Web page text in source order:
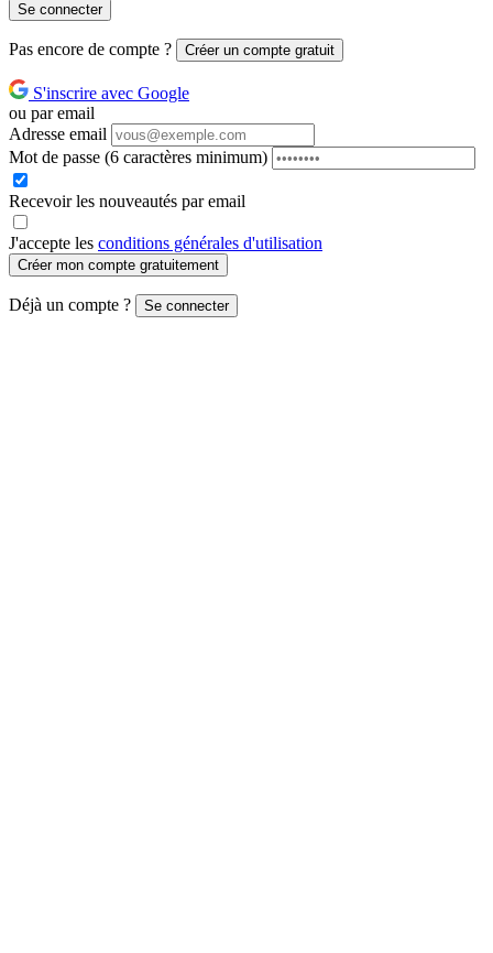
Se connecter
Pas encore de compte ? Créer un compte gratuit
S'inscrire avec Google
ou par email
Adresse email
Mot de passe (6 caractères minimum)
Recevoir les nouveautés par email
J'accepte les conditions générales d'utilisation
Créer mon compte gratuitement
Déjà un compte ? Se connecter